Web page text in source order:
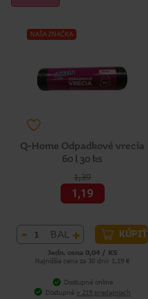
NAŠA ZNAČKA
Q-Home Odpadkové vrecia
60 l 30 ks
1,39
1,19
- BAL + KÚPIŤ
Jedn. cena 0,04 / KS
Najnižšia cena za 30 dní: 1,19 €
Dostupné online
Dostupné v 219 predajniach